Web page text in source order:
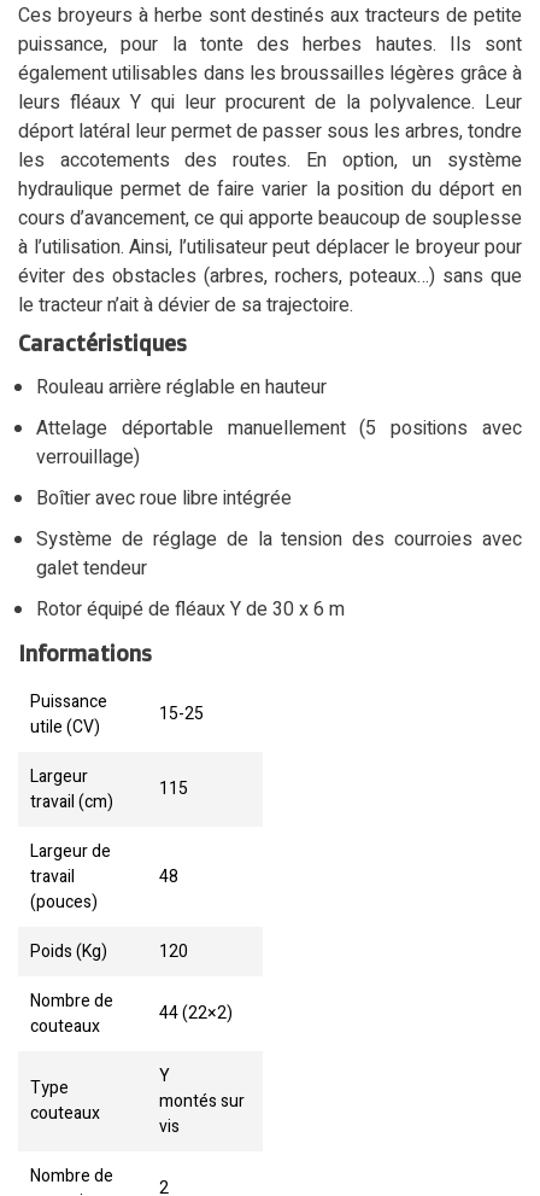
Ces broyeurs à herbe sont destinés aux tracteurs de petite
puissance, pour la tonte des herbes hautes. Ils sont
également utilisables dans les broussailles légères grâce à
leurs fléaux Y qui leur procurent de la polyvalence. Leur
déport latéral leur permet de passer sous les arbres, tondre
les accotements des routes. En option, un système
hydraulique permet de faire varier la position du déport en
cours d’avancement, ce qui apporte beaucoup de souplesse
à l’utilisation. Ainsi, l’utilisateur peut déplacer le broyeur pour
éviter des obstacles (arbres, rochers, poteaux…) sans que
le tracteur n’ait à dévier de sa trajectoire.
Caractéristiques
Rouleau arrière réglable en hauteur
Attelage déportable manuellement (5 positions avec
verrouillage)
Boîtier avec roue libre intégrée
Système de réglage de la tension des courroies avec
galet tendeur
Rotor équipé de fléaux Y de 30 x 6 m
Informations
Puissance
utile (CV)
15-25
Largeur
travail (cm)
115
Largeur de
travail
(pouces)
48
Poids (Kg)
120
Nombre de
couteaux
44 (22×2)
Type
couteaux
Y
montés sur
vis
Nombre de
2